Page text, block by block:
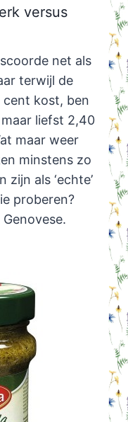
versus
net als
terwijl de
cent kost, ben
maar liefst 2,40
maar weer
minstens zo
als ‘echte’
proberen?